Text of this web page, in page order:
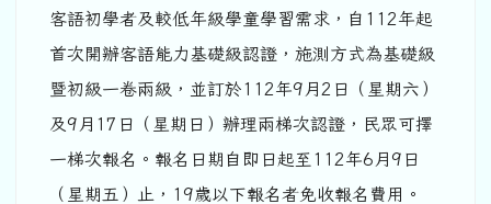
客語初學者及較低年級學童學習需求，自112年起
首次開辦客語能力基礎級認證，施測方式為基礎級
暨初級一卷兩級，並訂於112年9月2日（星期六）
及9月17日（星期日）辦理兩梯次認證，民眾可擇
一梯次報名。報名日期自即日起至112年6月9日
（星期五）止，19歲以下報名者免收報名費用。